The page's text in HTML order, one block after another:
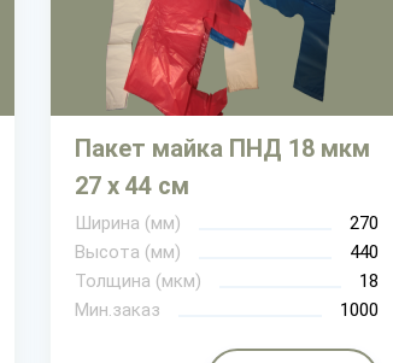
Пакет майка ПНД 18 мкм
27 х 44 см
Ширина (мм)
270
Высота (мм)
440
Толщина (мкм)
18
Мин.заказ
1000